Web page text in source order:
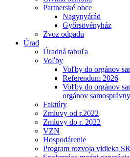
Partnerské obce
Nagynyárád
Győrsövényház
Zvoz odpadu
Úrad
Úradná tabuľa
Voľby
Voľby do orgánov
Referendum 2026
Voľby do orgánov
orgánov
Faktúry
Zmluvy od r.2022
Zmluvy do r. 2022
VZN
Hospodárenie
Program rozvoja vidieka SR